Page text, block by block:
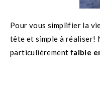
Pour vous simplifier la
tête et simple à réaliser!
particulièrement faible